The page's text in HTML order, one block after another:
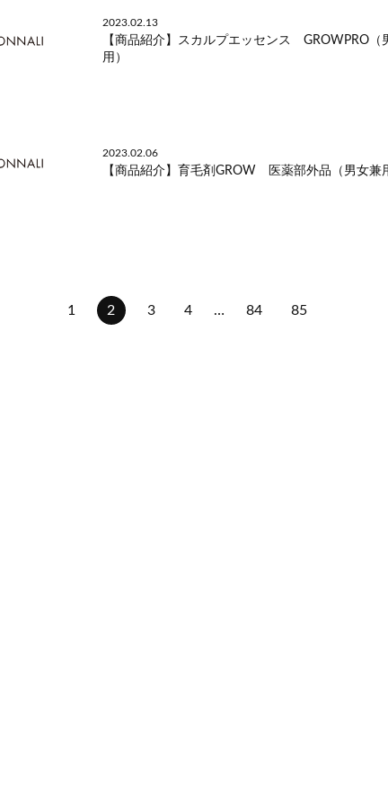
2023.02.13
【商品紹介】スカルプエッセンス GROWPRO（
用）
2023.02.06
【商品紹介】育毛剤GROW 医薬部外品（男女兼
1 2 3 4 … 84 85